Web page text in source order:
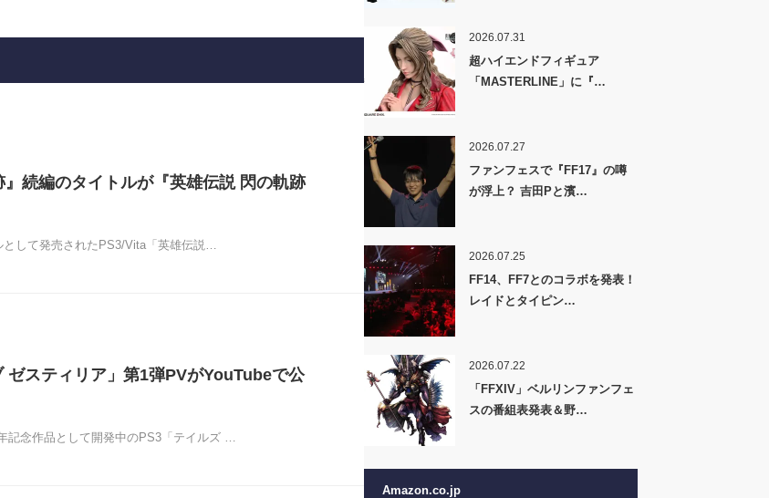
』続編のタイトルが『英雄伝説 閃の軌跡
として発売されたPS3/Vita「英雄伝説…
ゼスティリア」第1弾PVがYouTubeで公
記念作品として開発中のPS3「テイルズ …
2026.07.31
超ハイエンドフィギュア
「MASTERLINE」に『…
2026.07.27
ファンフェスで『FF17』の噂
が浮上？ 吉田Pと濱…
2026.07.25
FF14、FF7とのコラボを発表！
レイドとタイピン…
2026.07.22
「FFXIV」ベルリンファンフェ
スの番組表発表＆野…
Amazon.co.jp